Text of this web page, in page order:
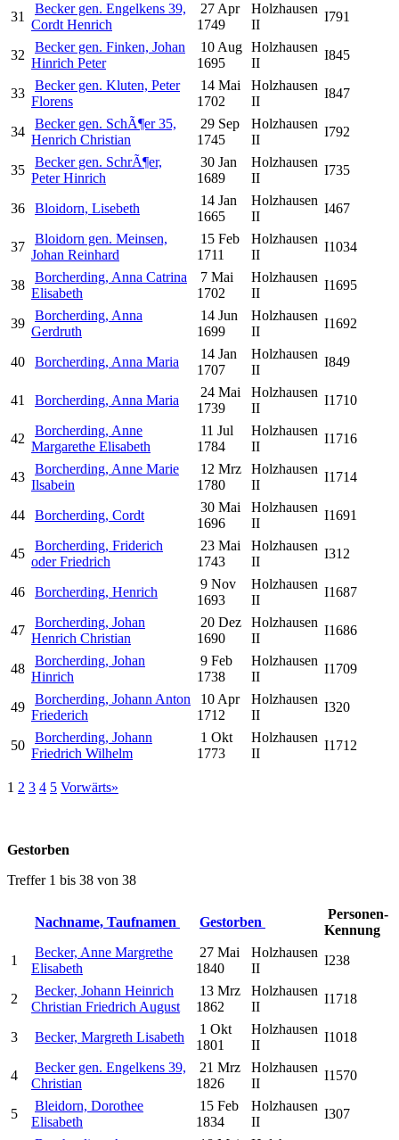
31
Becker gen. Engelkens 39,
Cordt Henrich
27 Apr
1749
Holzhausen
II
I791
32
Becker gen. Finken, Johan
Hinrich Peter
10 Aug
1695
Holzhausen
II
I845
33
Becker gen. Kluten, Peter
Florens
14 Mai
1702
Holzhausen
II
I847
34
Becker gen. SchÃ¶er 35,
Henrich Christian
29 Sep
1745
Holzhausen
II
I792
35
Becker gen. SchrÃ¶er,
Peter Hinrich
30 Jan
1689
Holzhausen
II
I735
36 Bloidorn, Lisebeth
14 Jan
1665
Holzhausen
II
I467
37
Bloidorn gen. Meinsen,
Johan Reinhard
15 Feb
1711
Holzhausen
II
I1034
38
Borcherding, Anna Catrina
Elisabeth
7 Mai
1702
Holzhausen
II
I1695
39
Borcherding, Anna
Gerdruth
14 Jun
1699
Holzhausen
II
I1692
40 Borcherding, Anna Maria
14 Jan
1707
Holzhausen
II
I849
41 Borcherding, Anna Maria
24 Mai
1739
Holzhausen
II
I1710
42
Borcherding, Anne
Margarethe Elisabeth
11 Jul
1784
Holzhausen
II
I1716
43
Borcherding, Anne Marie
Ilsabein
12 Mrz
1780
Holzhausen
II
I1714
44 Borcherding, Cordt
30 Mai
1696
Holzhausen
II
I1691
45
Borcherding, Friderich
oder Friedrich
23 Mai
1743
Holzhausen
II
I312
46 Borcherding, Henrich
9 Nov
1693
Holzhausen
II
I1687
47
Borcherding, Johan
Henrich Christian
20 Dez
1690
Holzhausen
II
I1686
48
Borcherding, Johan
Hinrich
9 Feb
1738
Holzhausen
II
I1709
49
Borcherding, Johann Anton
Friederich
10 Apr
1712
Holzhausen
II
I320
50
Borcherding, Johann
Friedrich Wilhelm
1 Okt
1773
Holzhausen
II
I1712
1 2 3 4 5 Vorwärts»
Gestorben
Treffer 1 bis 38 von 38
Nachname, Taufnamen Gestorben
Personen-
Kennung
1
Becker, Anne Margrethe
Elisabeth
27 Mai
1840
Holzhausen
II
I238
2
Becker, Johann Heinrich
Christian Friedrich August
13 Mrz
1862
Holzhausen
II
I1718
3 Becker, Margreth Lisabeth
1 Okt
1801
Holzhausen
II
I1018
4
Becker gen. Engelkens 39,
Christian
21 Mrz
1826
Holzhausen
II
I1570
5
Bleidorn, Dorothee
Elisabeth
15 Feb
1834
Holzhausen
II
I307